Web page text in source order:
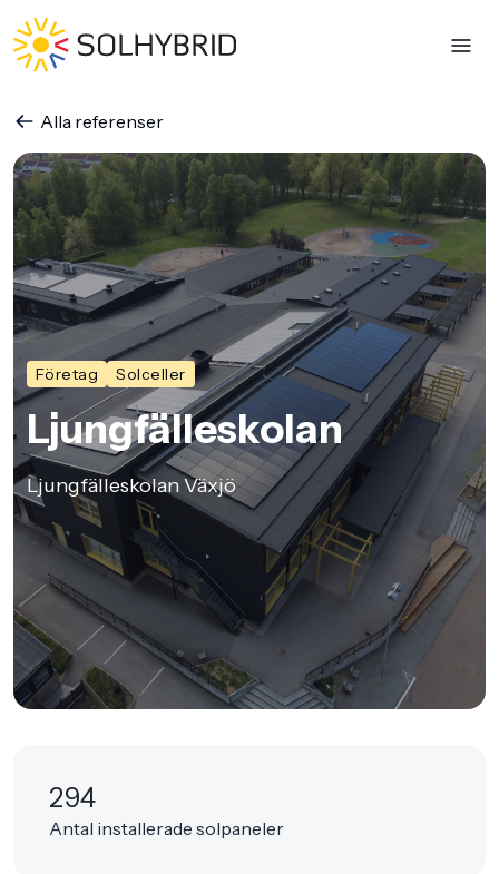
Alla referenser
Företag Solceller
Ljungfälleskolan
Ljungfälleskolan Växjö
294
Antal installerade solpaneler